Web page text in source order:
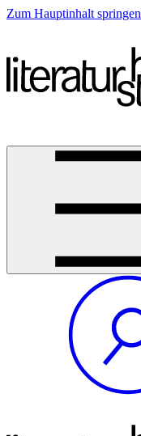
Zum Hauptinhalt springen